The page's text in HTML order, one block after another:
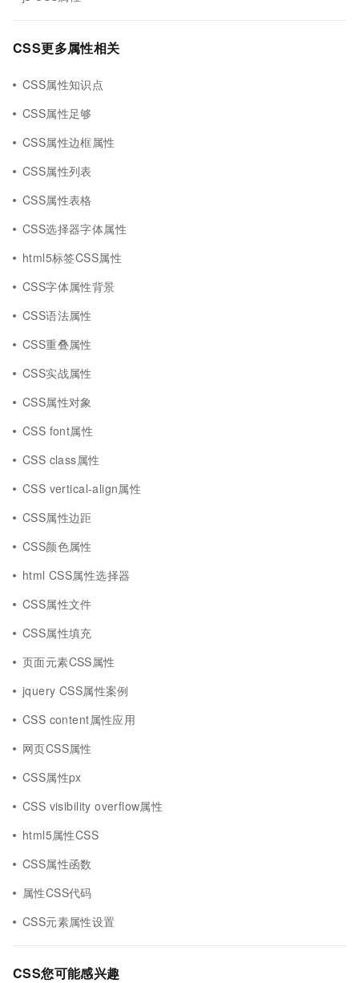
CSS更多属性相关
CSS属性知识点
CSS属性足够
CSS属性边框属性
CSS属性列表
CSS属性表格
CSS选择器字体属性
html5标签CSS属性
CSS字体属性背景
CSS语法属性
CSS重叠属性
CSS实战属性
CSS属性对象
CSS font属性
CSS class属性
CSS vertical-align属性
CSS属性边距
CSS颜色属性
html CSS属性选择器
CSS属性文件
CSS属性填充
页面元素CSS属性
jquery CSS属性案例
CSS content属性应用
网页CSS属性
CSS属性px
CSS visibility overflow属性
html5属性CSS
CSS属性函数
属性CSS代码
CSS元素属性设置
CSS您可能感兴趣